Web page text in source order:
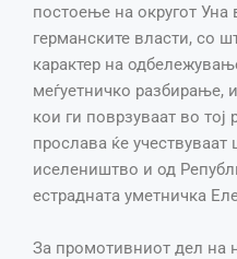
постоење на округот Уна
германските власти, со
карактер на
меѓуетничко разбирање,
кои ги поврзуваат во тој
прослава ќе
иселеништво и од
естрадната уметничка
За промотивниот дел на